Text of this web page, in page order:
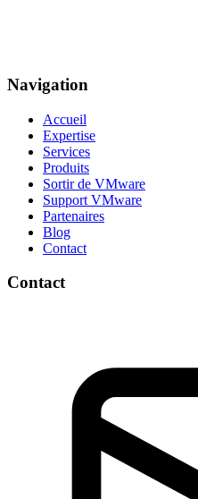
Navigation
Accueil
Expertise
Services
Produits
Sortir de VMware
Support VMware
Partenaires
Blog
Contact
Contact